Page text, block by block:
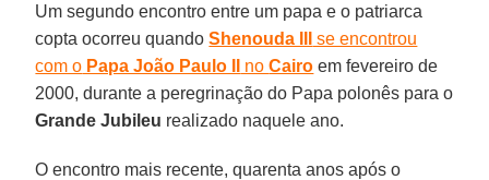
Um segundo encontro entre um papa e o patriarca
copta ocorreu quandoShenouda III
se encontrou
com o Papa João Paulo II noCairo em fevereiro de
2000, durante a peregrinação do Papa polonês para o
Grande Jubileu realizado naquele ano.
O encontro mais recente, quarenta anos após o